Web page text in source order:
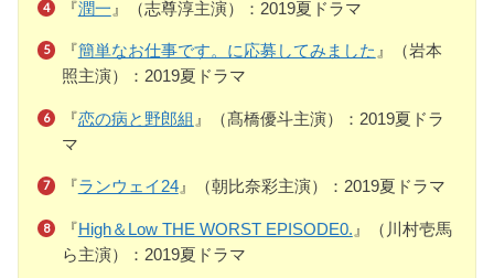
『潤一 』（志尊淳主演）：2019夏ドラマ
『簡単なお仕事です。に応募してみました 』（岩本
照主演）：2019夏ドラマ
『恋の病と野郎組 』（髙橋優斗主演）：2019夏ドラ
マ
『ランウェイ24』（朝比奈彩主演）：2019夏ドラマ
『High＆Low THE WORST EPISODE0. 』（川村壱馬
ら主演）：2019夏ドラマ